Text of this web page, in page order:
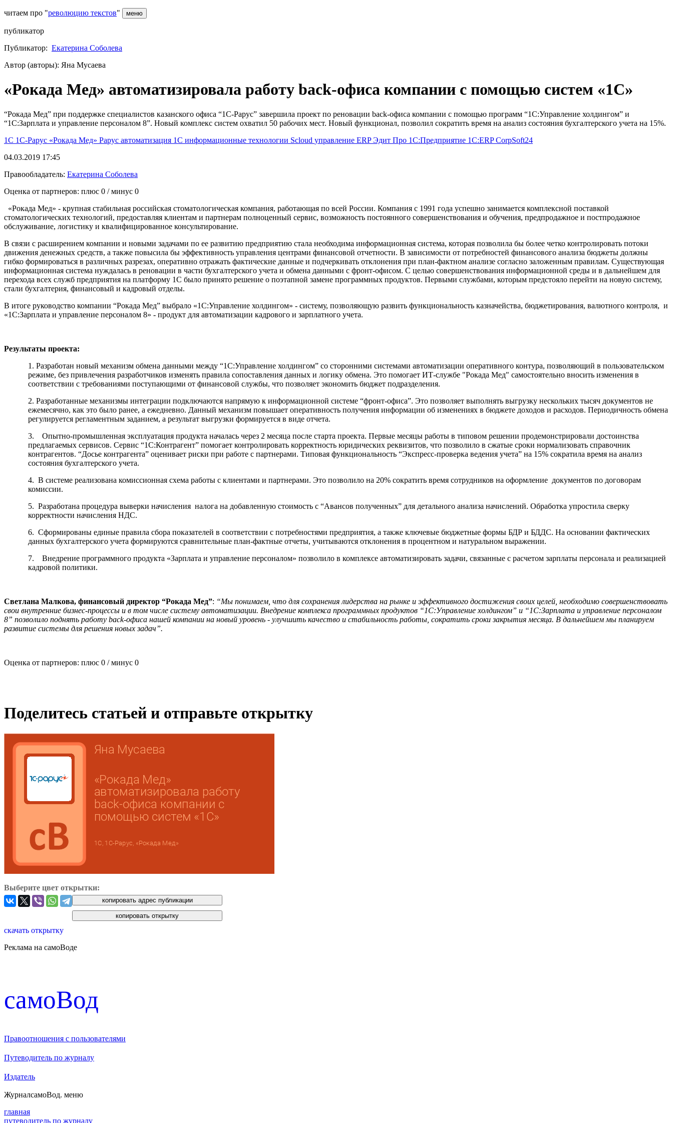
читаем про "революцию текстов" меню
публикатор
Публикатор: Екатерина Соболева
Автор (авторы): Яна Мусаева
«Рокада Мед» автоматизировала работу back-офиса компании с помощью систем «1С»
“Рокада Мед” при поддержке специалистов казанского офиса “1С-Рарус” завершила проект по реновации back-офиса компании с помощью программ “1С:Управление холдингом” и
“1С:Зарплата и управление персоналом 8”. Новый комплекс систем охватил 50 рабочих мест. Новый функционал, позволил сократить время на анализ состояния бухгалтерского учета на 15%.
1С 1С-Рарус «Рокада Мед» Рарус автоматизация 1С информационные технологии Scloud управление ERPЭдит Про 1С:Предприятие 1С:ERPCorpSoft24
04.03.2019 17:45
Правообладатель: Екатерина Соболева
Оценка от партнеров: плюс 0 / минус 0
«Рокада Мед» - крупная стабильная российская стоматологическая компания, работающая по всей России. Компания с 1991 года успешно занимается комплексной поставкой
стоматологических технологий, предоставляя клиентам и партнерам полноценный сервис, возможность постоянного совершенствования и обучения, предпродажное и постпродажное
обслуживание, логистику и квалифицированное консультирование.
В связи с расширением компании и новыми задачами по ее развитию предприятию стала необходима информационная система, которая позволила бы более четко контролировать потоки
движения денежных средств, а также повысила бы эффективность управления центрами финансовой отчетности. В зависимости от потребностей финансового анализа бюджеты должны
гибко формироваться в различных разрезах, оперативно отражать фактические данные и подчеркивать отклонения при план-фактном анализе согласно заложенным правилам. Существующая
информационная система нуждалась в реновации в части бухгалтерского учета и обмена данными с фронт-офисом. С целью совершенствования информационной среды и в дальнейшем для
перехода всех служб предприятия на платформу 1С было принято решение о поэтапной замене программных продуктов. Первыми службами, которым предстояло перейти на новую систему,
стали бухгалтерия, финансовый и кадровый отделы.
В итоге руководство компании “Рокада Мед” выбрало «1С:Управление холдингом» - систему, позволяющую развить функциональность казначейства, бюджетирования, валютного контроля, и
«1С:Зарплата и управление персоналом 8» - продукт для автоматизации кадрового и зарплатного учета.
Результаты проекта:
1. Разработан новый механизм обмена данными между “1С:Управление холдингом” со сторонними системами автоматизации оперативного контура, позволяющий в пользовательском
режиме, без привлечения разработчиков изменять правила сопоставления данных и логику обмена. Это помогает ИТ-службе "Рокада Мед" самостоятельно вносить изменения в
соответствии с требованиями поступающими от финансовой службы, что позволяет экономить бюджет подразделения.
2. Разработанные механизмы интеграции подключаются напрямую к информационной системе “фронт-офиса”. Это позволяет выполнять выгрузку нескольких тысяч документов не
ежемесячно, как это было ранее, а ежедневно. Данный механизм повышает оперативность получения информации об изменениях в бюджете доходов и расходов. Периодичность обмена
регулируется регламентным заданием, а результат выгрузки формируется в виде отчета.
3. Опытно-промышленная эксплуатация продукта началась через 2 месяца после старта проекта. Первые месяцы работы в типовом решении продемонстрировали достоинства
предлагаемых сервисов. Сервис “1С:Контрагент” помогает контролировать корректность юридических реквизитов, что позволило в сжатые сроки нормализовать справочник
контрагентов. “Досье контрагента” оценивает риски при работе с партнерами. Типовая функциональность “Экспресс-проверка ведения учета” на 15% сократила время на анализ
состояния бухгалтерского учета.
4. В системе реализована комиссионная схема работы с клиентами и партнерами. Это позволило на 20% сократить время сотрудников на оформление документов по договорам
комиссии.
5. Разработана процедура выверки начисления налога на добавленную стоимость с “Авансов полученных” для детального анализа начислений. Обработка упростила сверку
корректности начисления НДС.
6. Сформированы единые правила сбора показателей в соответствии с потребностями предприятия, а также ключевые бюджетные формы БДР и БДДС. На основании фактических
данных бухгалтерского учета формируются сравнительные план-фактные отчеты, учитываются отклонения в процентном и натуральном выражении.
7. Внедрение программного продукта «Зарплата и управление персоналом» позволило в комплексе автоматизировать задачи, связанные с расчетом зарплаты персонала и реализацией
кадровой политики.
Светлана Малкова, финансовый директор “Рокада Мед”: “Мы понимаем, что для сохранения лидерства на рынке и эффективного достижения своих целей, необходимо совершенствовать
свои внутренние бизнес-процессы и в том числе систему автоматизации. Внедрение комплекса программных продуктов “1С:Управление холдингом” и “1С:Зарплата и управление персоналом
8” позволило поднять работу back-офиса нашей компании на новый уровень - улучшить качество и стабильность работы, сократить сроки закрытия месяца. В дальнейшем мы планируем
развитие системы для решения новых задач”.
Оценка от партнеров: плюс 0 / минус 0
Поделитесь статьей и отправьте открытку
Выберите цвет открытки:
скачать открытку
Реклама на самоВоде
cамоВод
Правоотношения с пользователями
Путеводитель по журналу
Издатель
ЖурналсамоВод. меню
главная
путеводитель по журналу